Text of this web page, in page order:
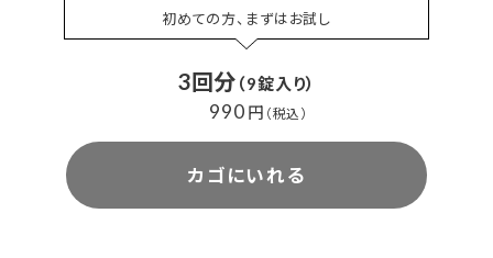
初めての方、まずはお試し
3回分 （9錠入り）
990 円 （税込）
カゴにいれる